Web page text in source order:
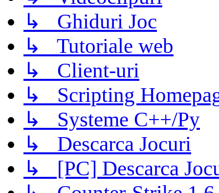
↳ Ghiduri Joc
↳ Tutoriale web
↳ Client-uri
↳ Scripting
↳ Systeme C++/Py
↳ Descarca Jocuri
↳ [PC] Descarca